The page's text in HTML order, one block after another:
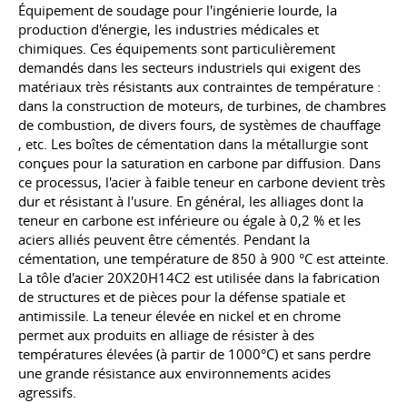
Équipement de soudage pour l'ingénierie lourde, la
production d'énergie, les industries médicales et
chimiques. Ces équipements sont particulièrement
demandés dans les secteurs industriels qui exigent des
matériaux très résistants aux contraintes de température :
dans la construction de moteurs, de turbines, de chambres
de combustion, de divers fours, de systèmes de chauffage
, etc. Les boîtes de cémentation dans la métallurgie sont
conçues pour la saturation en carbone par diffusion. Dans
ce processus, l'acier à faible teneur en carbone devient très
dur et résistant à l'usure. En général, les alliages dont la
teneur en carbone est inférieure ou égale à 0,2 % et les
aciers alliés peuvent être cémentés. Pendant la
cémentation, une température de 850 à 900 °C est atteinte.
La tôle d'acier 20X20H14C2 est utilisée dans la fabrication
de structures et de pièces pour la défense spatiale et
antimissile. La teneur élevée en nickel et en chrome
permet aux produits en alliage de résister à des
températures élevées (à partir de 1000°C) et sans perdre
une grande résistance aux environnements acides
agressifs.